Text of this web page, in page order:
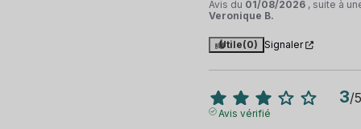
Avis du 01/08/2026 , suite à
Veronique B.
Utile(0) Signaler
3/5
Avis vérifié